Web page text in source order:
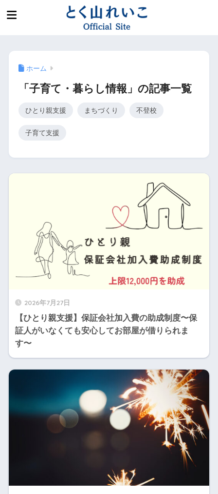
ホーム
「子育て・暮らし情報」の記事一覧
ひとり親支援 まちづくり 不登校
子育て支援
2026年7月27日
【ひとり親支援】保証会社加入費の助成制度〜保
証人がいなくても安心してお部屋が借りられま
す〜